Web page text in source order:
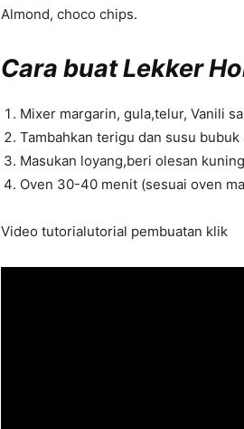
Almond, choco chips.
Cara buat Lekker
Mixer margarin, gula,telur, Vanili
Tambahkan terigu dan susu bubuk
Masukan loyang,beri olesan
Oven 30-40 menit (sesuai oven
Video tutorialutorial pembuatan klik